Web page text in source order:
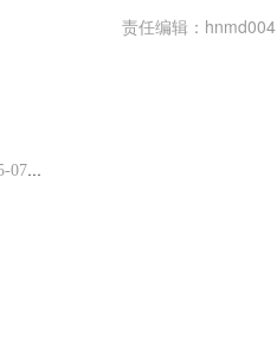
责任编辑：hnmd004
14